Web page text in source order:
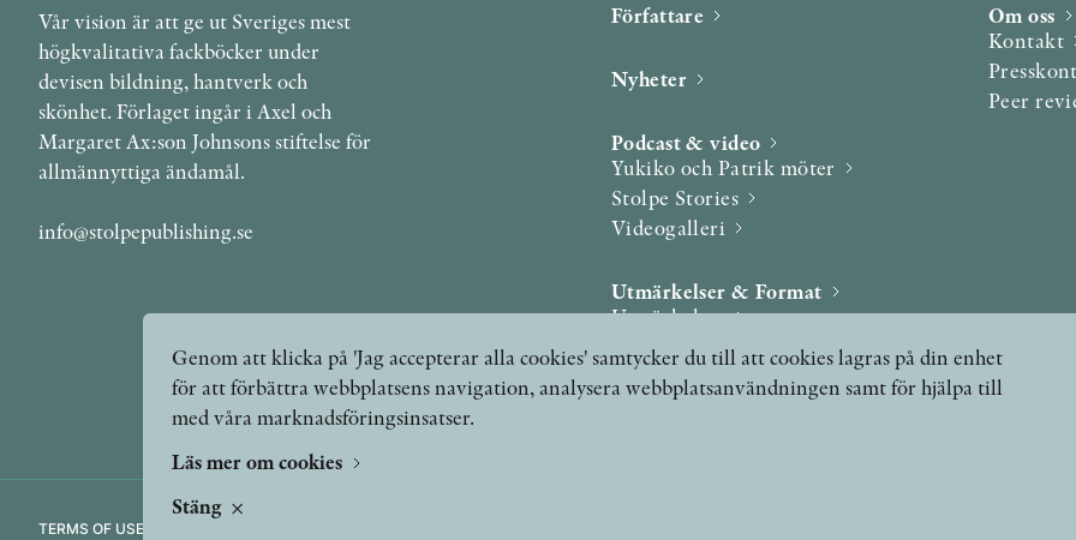
Vår vision är att ge ut Sveriges mest
högkvalitativa fackböcker under
devisen bildning, hantverk och
skönhet. Förlaget ingår i Axel och
Margaret Ax:son Johnsons stiftelse för
allmännyttiga ändamål.
info@stolpepublishing.se
Författare
Nyheter
Podcast & video
Yukiko och Patrik möter
Stolpe Stories
Videogalleri
Utmärkelser & Format
Utmärkelser
Övriga format
Om oss
Kontakt
Peer
TERMS OF USE
Genom att klicka på 'Jag accepterar alla cookies' samtycker du till att cookies lagras på din enhet
för att förbättra webbplatsens navigation, analysera webbplatsanvändningen samt för hjälpa till
med våra marknadsföringsinsatser.
Läs mer om cookies
Stäng